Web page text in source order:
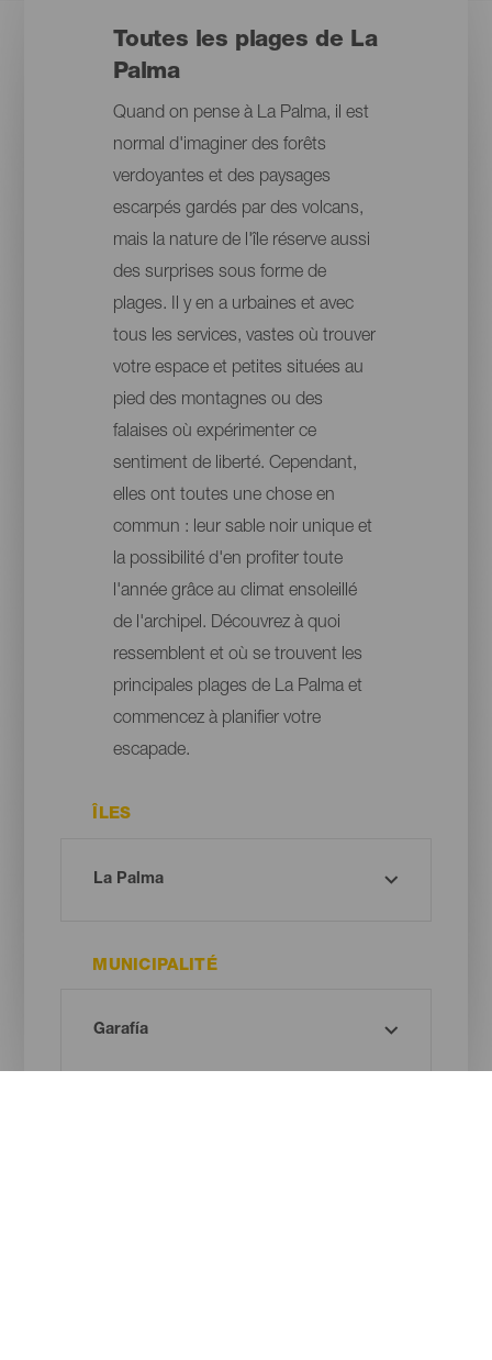
Toutes les plages de La
Palma
Quand on pense à La Palma, il est
normal d'imaginer des forêts
verdoyantes et des paysages
escarpés gardés par des volcans,
mais la nature de l'île réserve aussi
des surprises sous forme de
plages. Il y en a urbaines et avec
tous les services, vastes où trouver
votre espace et petites situées au
pied des montagnes ou des
falaises où expérimenter ce
sentiment de liberté. Cependant,
elles ont toutes une chose en
commun : leur sable noir unique et
la possibilité d'en profiter toute
l'année grâce au climat ensoleillé
de l'archipel. Découvrez à quoi
ressemblent et où se trouvent les
principales plages de La Palma et
commencez à planifier votre
escapade.
ÎLES
MUNICIPALITÉ